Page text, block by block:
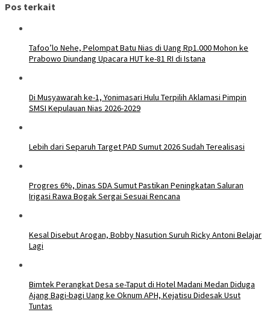
Pos terkait
Tafoo’lo Nehe, Pelompat Batu Nias di Uang Rp1.000 Mohon ke
Prabowo Diundang Upacara HUT ke-81 RI di Istana
Di Musyawarah ke-1, Yonimasari Hulu Terpilih Aklamasi Pimpin
SMSI Kepulauan Nias 2026-2029
Lebih dari Separuh Target PAD Sumut 2026 Sudah Terealisasi
Progres 6%, Dinas SDA Sumut Pastikan Peningkatan Saluran
Irigasi Rawa Bogak Sergai Sesuai Rencana
Kesal Disebut Arogan, Bobby Nasution Suruh Ricky Antoni Belajar
Lagi
Bimtek Perangkat Desa se-Taput di Hotel Madani Medan Diduga
Ajang Bagi-bagi Uang ke Oknum APH, Kejatisu Didesak Usut
Tuntas